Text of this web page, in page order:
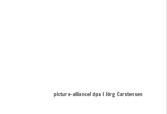
picture-alliance/ dpa | Jörg Carstensen